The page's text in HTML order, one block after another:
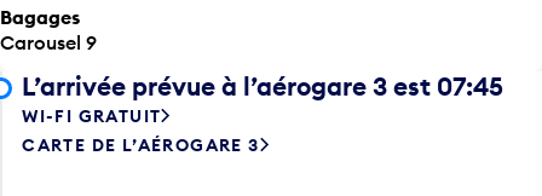
Bagages
Carousel 9
L’arrivée prévue à l’aérogare 3 est 07:45
WI-FI GRATUIT
CARTE DE L’AÉROGARE 3